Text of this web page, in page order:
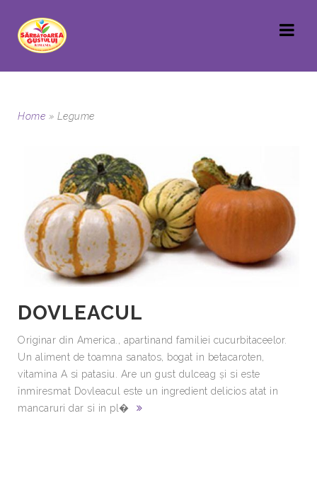
Home » Legume
DOVLEACUL
Originar din America., apartinand familiei cucurbitaceelor.
Un aliment de toamna sanatos, bogat in betacaroten,
vitamina A si patasiu. Are un gust dulceag şi si este
înmiresmat Dovleacul este un ingredient delicios atat in
mancaruri dar si in pl�